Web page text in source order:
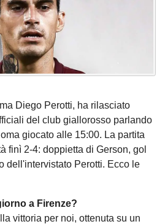
Diego Perotti, ha rilasciato
del club giallorosso parlando
giocato alle 15:00. La partita
finì 2-4: doppietta di Gerson, gol
dell'intervistato Perotti. Ecco le
a Firenze?
vittoria per noi, ottenuta su un